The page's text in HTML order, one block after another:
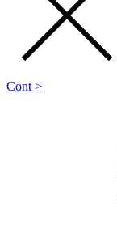
Cont >